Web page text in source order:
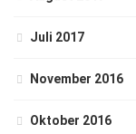
Juli 2017
November 2016
Oktober 2016